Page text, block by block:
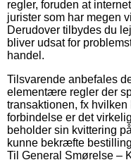
regler, foruden at
jurister som har megen
Derudover tilbydes du
bliver udsat for
handel.
Tilsvarende anbefales
elementære regler der
transaktionen, fx
forbindelse er det
beholder sin kvittering
kunne bekræfte
Til General Smørelse –